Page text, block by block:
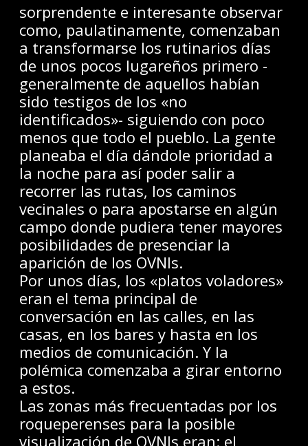
sorprendente e interesante observar
como, paulatinamente, comenzaban
a transformarse los rutinarios días
de unos pocos lugareños primero -
generalmente de aquellos habían
sido testigos de los «no
identificados»- siguiendo con poco
menos que todo el pueblo. La gente
planeaba el día dándole prioridad a
la noche para así poder salir a
recorrer las rutas, los caminos
vecinales o para apostarse en algún
campo donde pudiera tener mayores
posibilidades de presenciar la
aparición de los OVNIs.
Por unos días, los «platos voladores»
eran el tema principal de
conversación en las calles, en las
casas, en los bares y hasta en los
medios de comunicación. Y la
polémica comenzaba a girar entorno
a estos.
Las zonas más frecuentadas por los
roqueperenses para la posible
visualización de OVNIs eran: el